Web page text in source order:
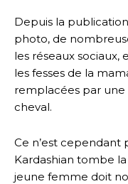
Depuis la
photo, de
les réseaux
les fesses de la
remplacées par
cheval.
Ce n’est cependant
Kardashian tombe
jeune femme doit